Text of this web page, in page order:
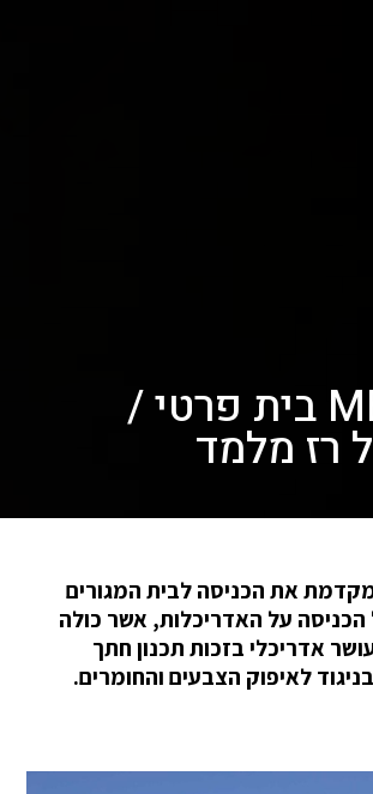
MB CS3 בית פרטי /
רז מלמד
את הכניסה לבית המגורים
על האדריכלות, אשר כולה
אדריכלי בזכות תכנון חתך
לאיפוק הצבעים והחומרים.